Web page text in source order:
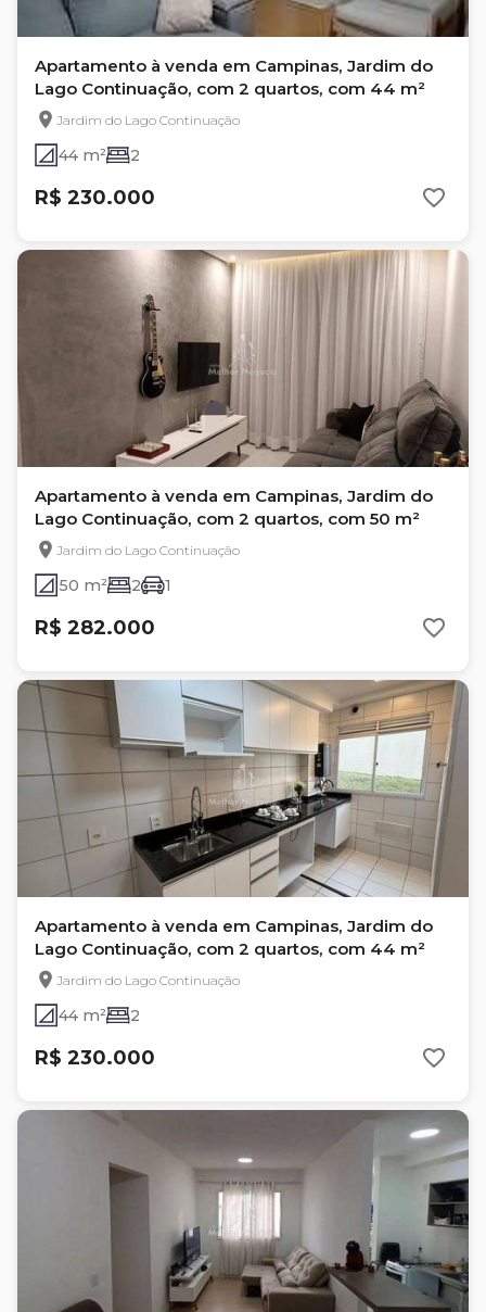
Apartamento à venda em Campinas, Jardim do
Lago Continuação, com 2 quartos, com 44 m²
Jardim do Lago Continuação
44 m² 2
R$ 230.000
Apartamento à venda em Campinas, Jardim do
Lago Continuação, com 2 quartos, com 50 m²
Jardim do Lago Continuação
50 m² 2 1
R$ 282.000
Apartamento à venda em Campinas, Jardim do
Lago Continuação, com 2 quartos, com 44 m²
Jardim do Lago Continuação
44 m² 2
R$ 230.000